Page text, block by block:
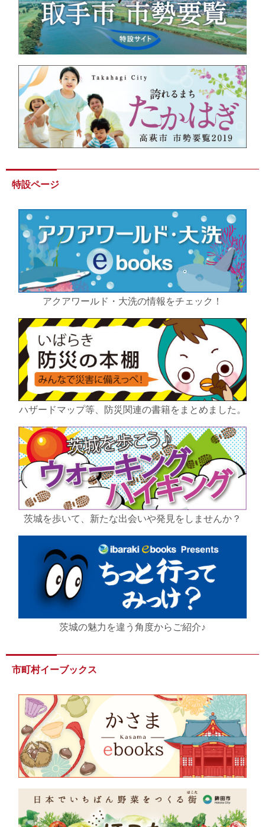
特設ページ
アクアワールド・大洗の情報をチェック！
ハザードマップ等、防災関連の書籍をまとめました。
茨城を歩いて、新たな出会いや発見をしませんか？
茨城の魅力を違う角度からご紹介♪
市町村イーブックス